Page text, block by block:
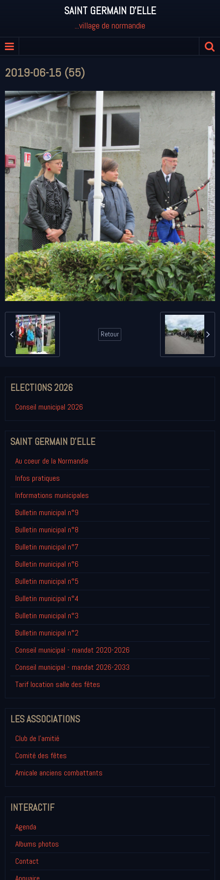
SAINT GERMAIN D'ELLE
...village de normandie
2019-06-15 (55)
Retour
ELECTIONS 2026
Conseil municipal 2026
SAINT GERMAIN D'ELLE
Au coeur de la Normandie
Infos pratiques
Informations municipales
Bulletin municipal n°9
Bulletin municipal n°8
Bulletin municipal n°7
Bulletin municipal n°6
Bulletin municipal n°5
Bulletin municipal n°4
Bulletin municipal n°3
Bulletin municipal n°2
Conseil municipal - mandat 2020-2026
Conseil municipal - mandat 2026-2033
Tarif location salle des fêtes
LES ASSOCIATIONS
Club de l'amitié
Comité des fêtes
Amicale anciens combattants
INTERACTIF
Agenda
Albums photos
Contact